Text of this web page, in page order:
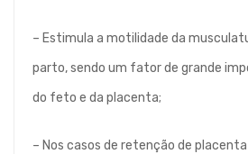
– Estimula a motilidade da
parto, sendo um fator de grande
do feto e da placenta;
– Nos casos de retenção de